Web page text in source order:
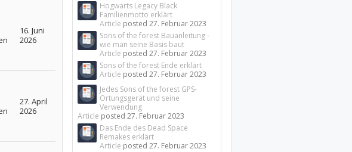
16. Juni
2026
27. April
2026
Hogwarts Legacy Black
Familienmotto erklärt
Article posted27. Februar 2023
Sons of the forest Bauanleitung -
wie man seine Basis baut
Article posted27. Februar 2023
Sons of the forest Ende erklärt
Article posted27. Februar 2023
Jedes Sons of the forest GPS-
Ortungsgerät und seine
Verwendung
Article posted27. Februar 2023
Das Ende des Dead Space
Remakes erklärt
Article posted27. Februar 2023